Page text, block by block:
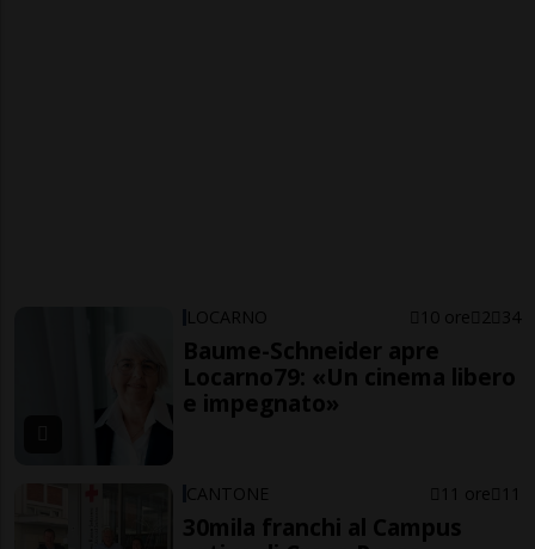
LOCARNO 10 ore 2 34
Baume-Schneider apre
Locarno79: «Un cinema libero
e impegnato»
CANTONE 11 ore 11
30mila franchi al Campus